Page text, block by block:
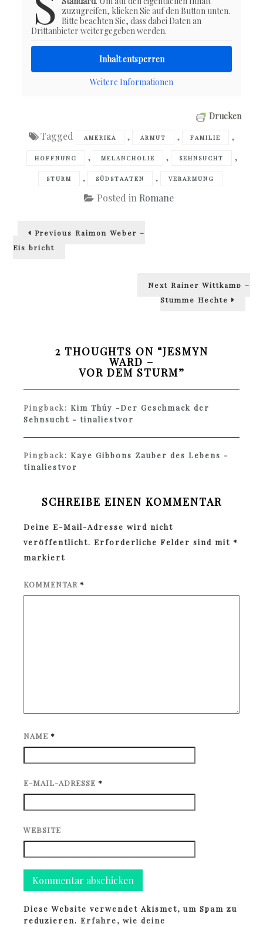
zuzugreifen, klicken Sie auf den Button unten.
Bitte beachten Sie, dass dabei Daten an
Drittanbieter weitergegeben werden.
Inhalt entsperren
Weitere Informationen
Drucken
Tagged AMERIKA , ARMUT , FAMILIE ,
HOFFNUNG , MELANCHOLIE , SEHNSUCHT ,
STURM , SÜDSTAATEN , VERARMUNG
Posted in Romane
Beitragsnavigation
Previous Previous
Raimon Weber –
Eis bricht
Next Next
Rainer Wittkamp –
Stumme Hechte
2 THOUGHTS ON “JESMYN
WARD –
VOR DEM STURM”
Pingback:Kim Thúy -Der Geschmack der
Sehnsucht - tinaliestvor
Pingback:Kaye Gibbons Zauber des Lebens -
tinaliestvor
SCHREIBE EINEN KOMMENTAR
Deine E-Mail-Adresse wird nicht
veröffentlicht. Erforderliche Felder sind mit *
markiert
KOMMENTAR *
NAME *
E-MAIL-ADRESSE *
WEBSITE
Diese Website verwendet Akismet, um Spam zu
reduzieren.Erfahre, wie deine